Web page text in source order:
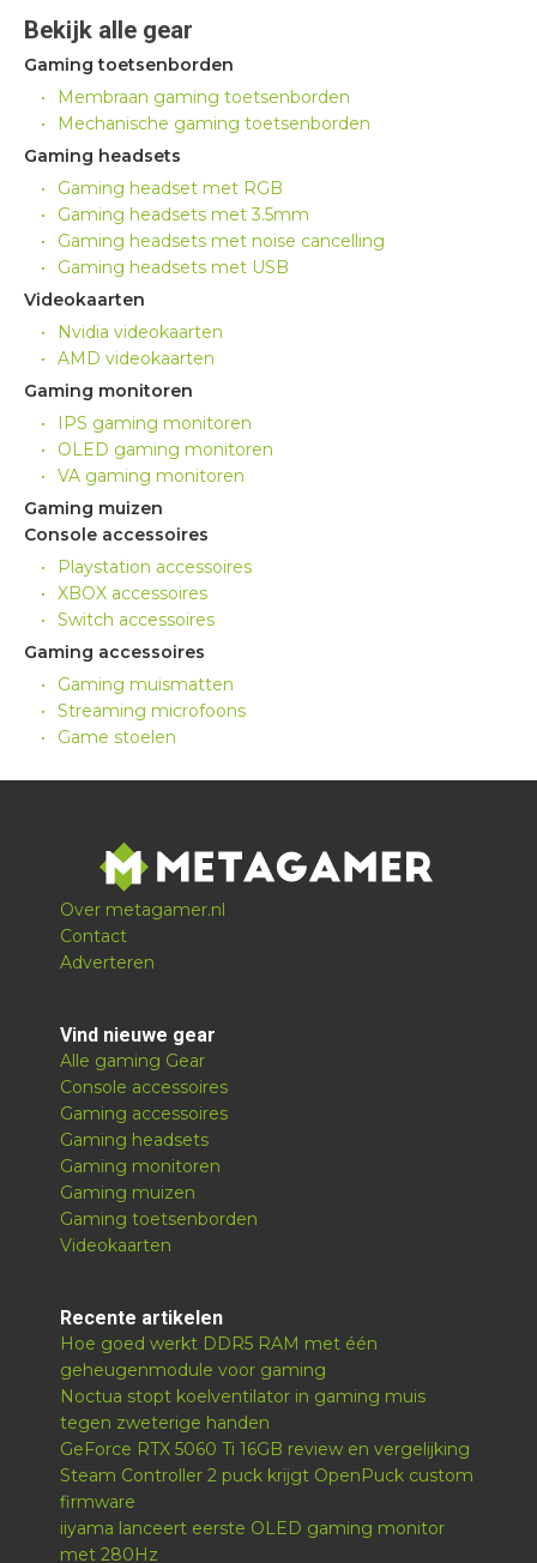
Bekijk alle gear
Gaming toetsenborden
Membraan gaming toetsenborden
Mechanische gaming toetsenborden
Gaming headsets
Gaming headset met RGB
Gaming headsets met 3.5mm
Gaming headsets met noise cancelling
Gaming headsets met USB
Videokaarten
Nvidia videokaarten
AMD videokaarten
Gaming monitoren
IPS gaming monitoren
OLED gaming monitoren
VA gaming monitoren
Gaming muizen
Console accessoires
Playstation accessoires
XBOX accessoires
Switch accessoires
Gaming accessoires
Gaming muismatten
Streaming microfoons
Game stoelen
Over metagamer.nl
Contact
Adverteren
Vind nieuwe gear
Alle gaming Gear
Console accessoires
Gaming accessoires
Gaming headsets
Gaming monitoren
Gaming muizen
Gaming toetsenborden
Videokaarten
Recente artikelen
Hoe goed werkt DDR5 RAM met één
geheugenmodule voor gaming
Noctua stopt koelventilator in gaming muis
tegen zweterige handen
GeForce RTX 5060 Ti 16GB review en vergelijking
Steam Controller 2 puck krijgt OpenPuck custom
firmware
iiyama lanceert eerste OLED gaming monitor
met 280Hz